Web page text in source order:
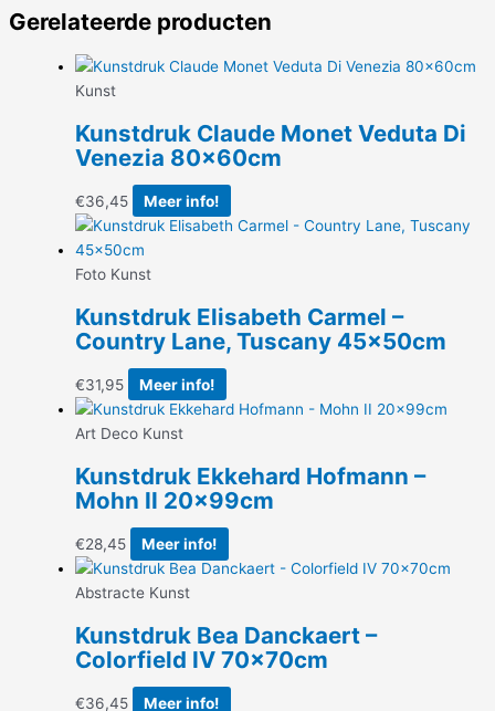
Gerelateerde producten
Kunst
Kunstdruk Claude Monet Veduta Di
Venezia 80x60cm
€36,45 Meer info!
Foto Kunst
Kunstdruk Elisabeth Carmel –
Country Lane, Tuscany 45x50cm
€31,95 Meer info!
Art Deco Kunst
Kunstdruk Ekkehard Hofmann –
Mohn II 20x99cm
€28,45 Meer info!
Abstracte Kunst
Kunstdruk Bea Danckaert –
Colorfield IV 70x70cm
€36,45 Meer info!